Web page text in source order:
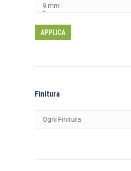
APPLICA
Finitura